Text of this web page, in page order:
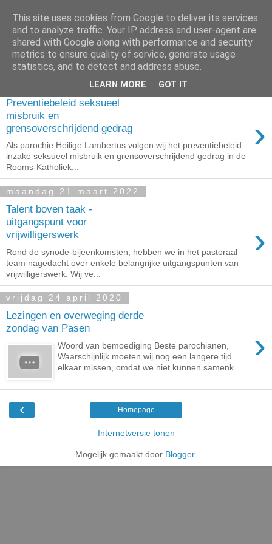
zaterdag 1 oktober 2022
Preventiebeleid seksueel
misbruik en
grensoverschrijdend gedrag
›
Als parochie Heilige Lambertus volgen wij het preventiebeleid
inzake seksueel misbruik en grensoverschrijdend gedrag in de
Rooms-Katholiek...
maandag 21 maart 2022
Talent boven taak -
uitgangspunt voor
vrijwilligerswerk
›
Rond de synode-bijeenkomsten, hebben we in het pastoraal
team nagedacht over enkele belangrijke uitgangspunten van
vrijwilligerswerk. Wij ve...
vrijdag 24 april 2020
Lezingen en overweging derde
zondag van Pasen
›
Woord van bemoediging Beste parochianen,
Waarschijnlijk moeten wij nog een langere tijd
elkaar missen, omdat we niet kunnen samenk...
‹ Homepage
Internetversie tonen
Mogelijk gemaakt door Blogger.
This site uses cookies from Google to deliver its services
and to analyze traffic. Your IP address and user-agent are
shared with Google along with performance and security
metrics to ensure quality of service, generate usage
statistics, and to detect and address abuse.
LEARN MORE GOT IT